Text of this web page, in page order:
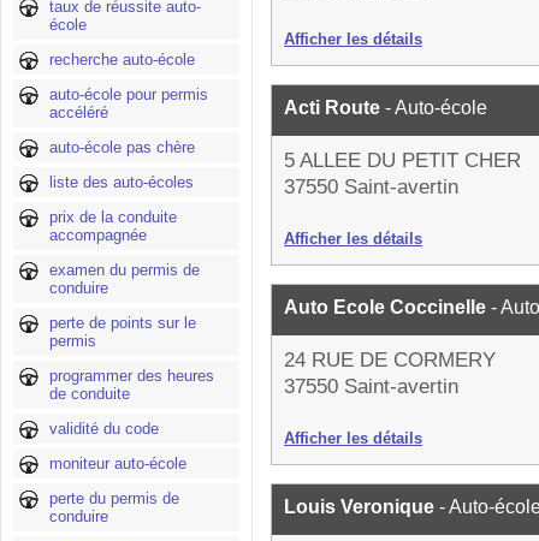
taux de réussite auto-
école
recherche auto-école
auto-école pour permis
accéléré
auto-école pas chère
liste des auto-écoles
prix de la conduite
accompagnée
examen du permis de
conduire
perte de points sur le
permis
programmer des heures
de conduite
validité du code
moniteur auto-école
perte du permis de
conduire
Afficher les détails
Acti Route - Auto-école
5 ALLEE DU PETIT CHER
37550 Saint-avertin
Afficher les détails
Auto Ecole Coccinelle -
24 RUE DE CORMERY
37550 Saint-avertin
Afficher les détails
Louis Veronique - Auto-